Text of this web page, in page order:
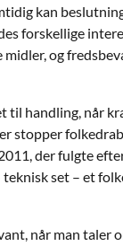
kan
forskellige
og
til handling, når
stopper
der fulgte
set – et
når man taler